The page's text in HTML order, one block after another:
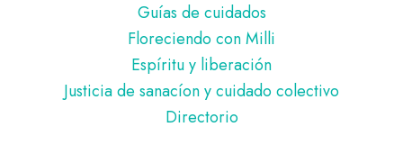
Guías de cuidados
Floreciendo con Milli
Espíritu y liberación
Justicia de sanacíon y cuidado colectivo
Directorio